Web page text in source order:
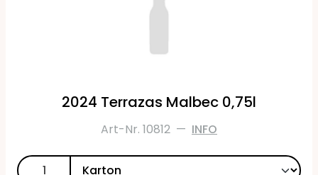
2024 Terrazas Malbec 0,75l
Art-Nr. 10812 — INFO